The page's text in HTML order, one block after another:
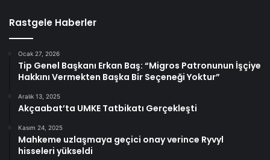
Rastgele Haberler
Ocak 27, 2026
Tip Genel Başkanı Erkan Baş: “Migros Patronunun İşçiye
Hakkını Vermekten Başka Bir Seçeneği Yoktur”
Aralık 13, 2025
Akçaabat’ta UMKE Tatbikatı Gerçekleşti
Kasım 24, 2025
Mahkeme uzlaşmaya geçici onay verince Ryvyl
hisseleri yükseldi